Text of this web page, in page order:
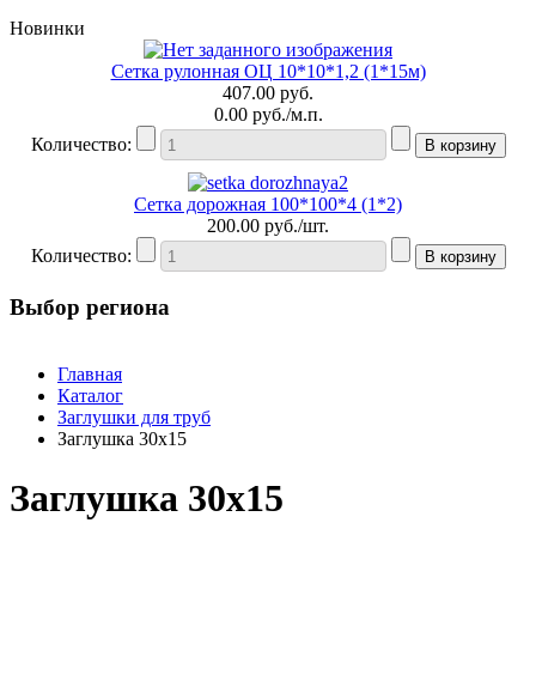
Новинки
Сетка рулонная ОЦ 10*10*1,2 (1*15м)
407.00 руб.
0.00 руб./м.п.
Количество:
Сетка дорожная 100*100*4 (1*2)
200.00 руб./шт.
Количество:
Выбор региона
Главная
Каталог
Заглушки для труб
Заглушка 30x15
Заглушка 30x15